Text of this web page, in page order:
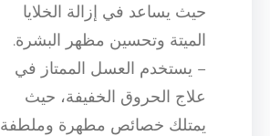
حيث يساعد في إزالة الخلايا
الميتة وتحسين مظهر البشرة.
– يستخدم العسل الممتاز في
علاج الحروق الخفيفة، حيث
يمتلك خصائص مطهرة وملطفة